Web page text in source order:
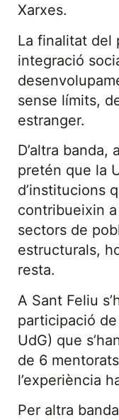
Xarxes.
La finalitat del
integració
sense límits,
estranger.
D’altra banda,
pretén que la
d’institucions
contribueixin
sectors de
estructurals,
resta.
A Sant Feliu
participació
UdG) que
de 6
l’experiència
Per altra